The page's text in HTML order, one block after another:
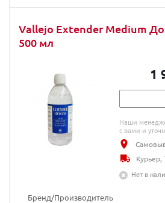
Vallejo Extender Medium
500 мл
Бренд/Производитель
1
Наши
с вами и
Курьер,
Нет в